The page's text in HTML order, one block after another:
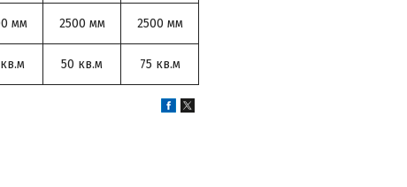
мм 2500 мм 2500 мм
50 кв.м 75 кв.м